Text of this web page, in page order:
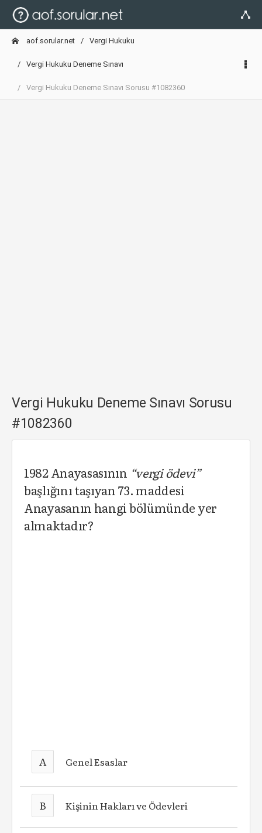
aof.sorular.net Vergi Hukuku
Vergi Hukuku Deneme Sınavı
Vergi Hukuku Deneme Sınavı Sorusu #1082360
Vergi Hukuku Deneme Sınavı Sorusu
#1082360
1982 Anayasasının “vergi ödevi”
başlığını taşıyan 73. maddesi
Anayasanın hangi bölümünde yer
almaktadır?
A Genel Esaslar
B Kişinin Hakları ve Ödevleri